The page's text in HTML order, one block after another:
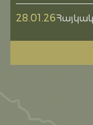
28.01.26